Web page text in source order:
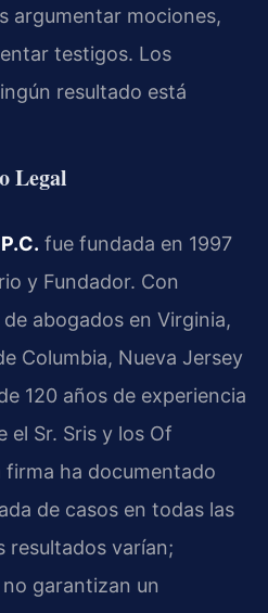
argumentar mociones,
testigos. Los
resultado está
Legal
fue fundada en 1997
y Fundador. Con
abogados en Virginia,
Columbia, Nueva Jersey
120 años de experiencia
el Sr. Sris y los Of
firma ha documentado
de casos en todas las
resultados varían;
garantizan un